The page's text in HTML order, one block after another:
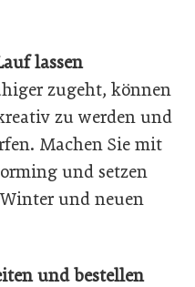
lassen
zugeht, können
zu werden und
Machen Sie mit
und setzen
und neuen
und bestellen